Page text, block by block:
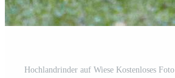
Hochlandrinder auf Wiese Kostenloses Foto